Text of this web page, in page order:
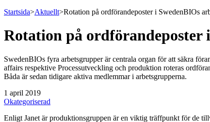
Startsida>Aktuellt>Rotation på ordförandeposter i SwedenBIOs
Rotation på ordförandeposter
SwedenBIOs fyra arbetsgrupper är centrala organ för att säkra
affairs respektive Processutveckling och produktion roteras
Båda är sedan tidigare aktiva medlemmar i arbetsgrupperna.
1 april 2019
Okategoriserad
Enligt Janet är produktionsgruppen är en viktig träffpunkt för de